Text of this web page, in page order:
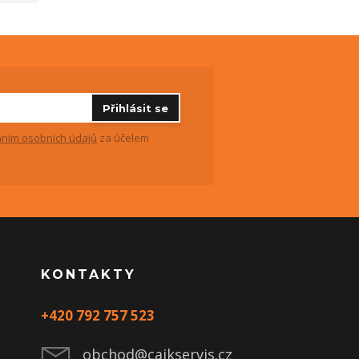
Přihlásit se
osobních údajů za účelem
KONTAKTY
+420 792 757 523
obchod@cajkservis.cz